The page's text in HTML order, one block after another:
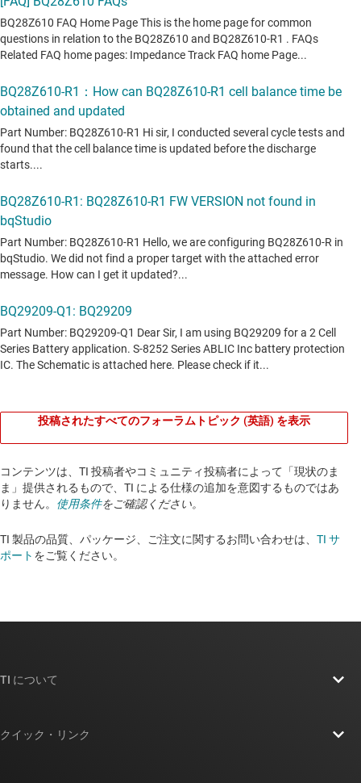
投稿されたすべてのフォーラムトピック (英語) を表示
コンテンツは、TI 投稿者やコミュニティ投稿者によって「現状のま
ま」提供されるもので、TI による仕様の追加を意図するものではあ
りません。 使用条件をご確認ください。
TI 製品の品質、パッケージ、ご注文に関するお問い合わせは、 TI サ
ポート をご覧ください。​​​​​​​​​​​​​​
TI について
クイック・リンク